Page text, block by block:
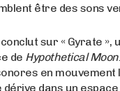
être des sons
conclut sur « Gyrate
de Hypothetical Moon
en
dérive dans un